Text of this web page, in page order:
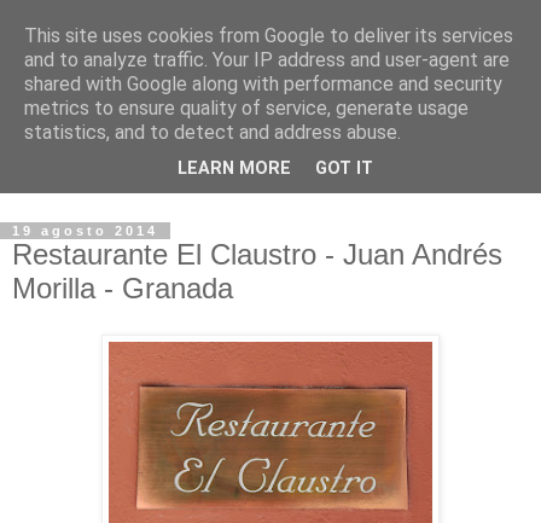
Cocidito de mi vida
Blog recopilatorio de las recetas de cocina que voy
experimentando y de las que se han hecho en casa
19 agosto 2014
Restaurante El Claustro - Juan Andrés
Morilla - Granada
This site uses cookies from Google to deliver its services
and to analyze traffic. Your IP address and user-agent are
shared with Google along with performance and security
metrics to ensure quality of service, generate usage
statistics, and to detect and address abuse.
LEARN MORE GOT IT